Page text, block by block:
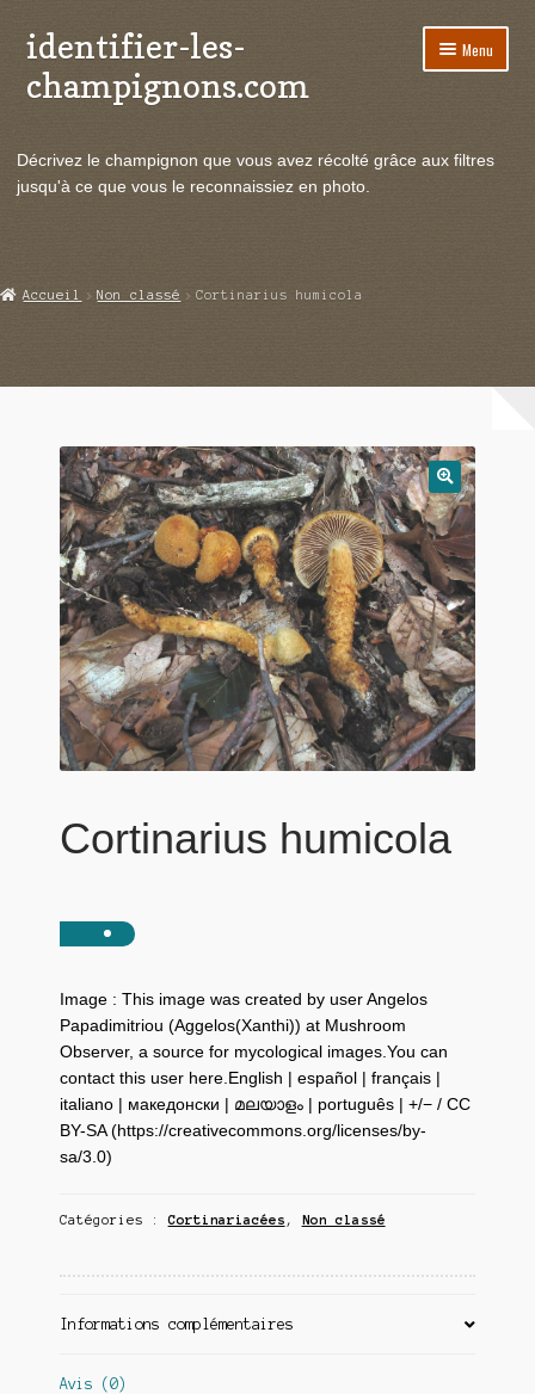
Aller
à
la
Aller
au
contenu
identifier-les-
champignons.com
Menu
le
Actualités
Echanges et contacts
Décrivez le champignon que vous avez récolté grâce aux filtres
jusqu'à ce que vous le reconnaissiez en photo.
Accueil Non classé Cortinarius humicola
Cortinarius humicola
Image : This image was created by user Angelos
Papadimitriou (Aggelos(Xanthi)) at Mushroom
Observer, a source for mycological images.You can
contact this user here.English | español | français |
italiano | македонски | മലയാളം | português | +/− / CC
BY-SA (https://creativecommons.org/licenses/by-
sa/3.0)
Catégories :Cortinariacées , Non classé
Informations complémentaires
Avis (0)